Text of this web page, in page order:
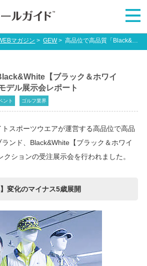
マガジン > GEW> 高品位で高品質「Black&White【ブラック＆ホワイト】」2017年春夏モデル展示会レポート
【ブラック＆ホワイ
デル展示会レポート
ント ゴルフ業界
スポーツウエアが運営する高品位で高品
ンド、Black&White【ブラック＆ホワイ
クションの受注展示会を行われました。
変化のマイナス5歳展開